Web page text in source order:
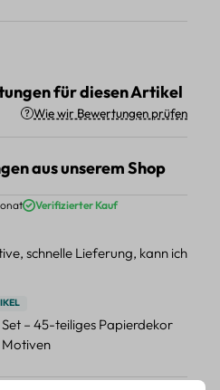
für diesen Artikel
Wie wir Bewertungen prüfen
aus unserem Shop
von 5 von 5 Sternen
Verifizierter Kauf
schnelle Lieferung, kann ich
– 45-teiliges Papierdekor
von 5 von 5 Sternen